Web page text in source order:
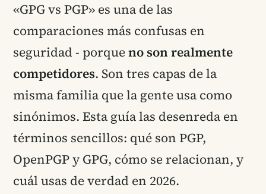
«GPG vs PGP» es una de las
comparaciones más confusas en
seguridad - porqueno son realmente
competidores. Son tres capas de la
misma familia que la gente usa como
sinónimos. Esta guía las desenreda en
términos sencillos: qué son PGP,
OpenPGP y GPG, cómo se relacionan, y
cuál usas de verdad en 2026.